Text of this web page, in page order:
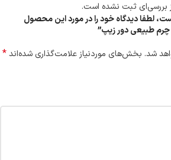
بررسی‌ای ثبت نشده است.
لطفا دیدگاه خود را در مورد این محصول
طبیعی دور زیپ”
شد. بخش‌های موردنیاز علامت‌گذاری شده‌اند*